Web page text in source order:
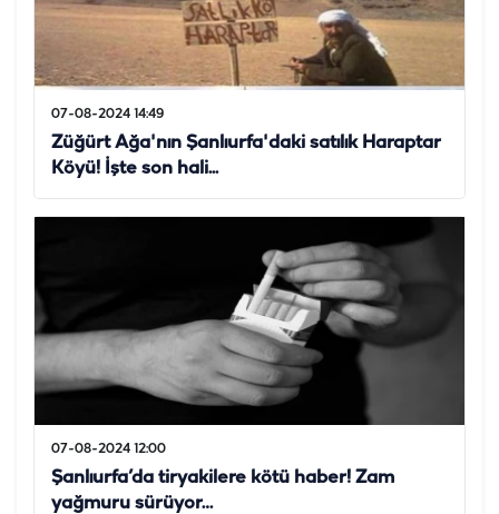
07-08-2024 14:49
Züğürt Ağa'nın Şanlıurfa'daki satılık Haraptar
Köyü! İşte son hali...
07-08-2024 12:00
Şanlıurfa’da tiryakilere kötü haber! Zam
yağmuru sürüyor…